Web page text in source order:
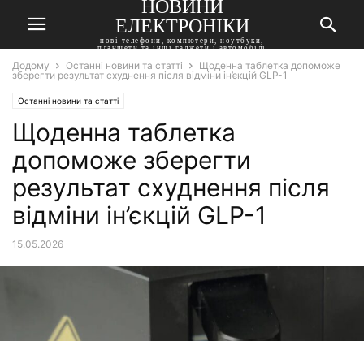
НОВИНИ
ЕЛЕКТРОНІКИ
нові телефони, компютери, ноутбуки,
планшети та інші гаджети і автомобілі
Додому Останні новини та статті
Щоденна таблетка допоможе
зберегти результат схуднення після відміни ін’єкцій GLP-1
Останні новини та статті
Щоденна таблетка
допоможе зберегти
результат схуднення після
відміни ін’єкцій GLP-1
15.05.2026